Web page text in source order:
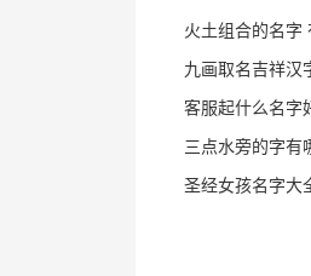
火土组合的名字
九画取名吉祥汉
客服起什么名字
三点水旁的字有
圣经女孩名字大